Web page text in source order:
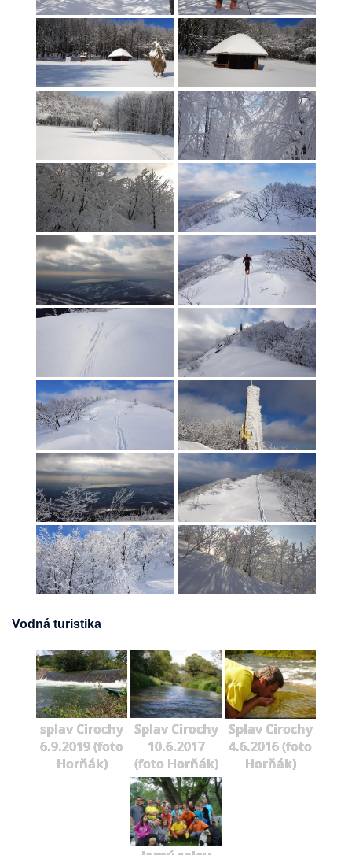
Vodná turistika
splav Cirochy
6.9.2019 (foto
Horňák)
Splav Cirochy
10.6.2017
(foto Horňák)
Splav Cirochy
4.6.2016 (foto
Horňák)